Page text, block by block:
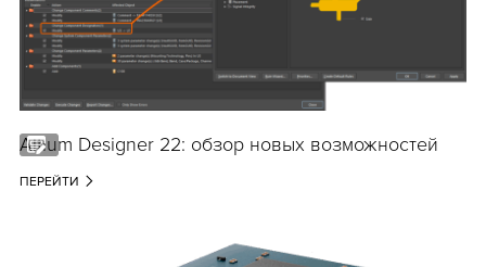
Altium Designer 22: обзор новых возможностей
ПЕРЕЙТИ